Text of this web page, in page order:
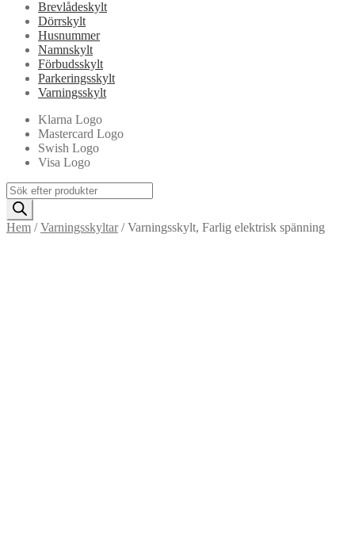
Brevlådeskylt
Dörrskylt
Husnummer
Namnskylt
Förbudsskylt
Parkeringsskylt
Varningsskylt
Klarna Logo
Mastercard Logo
Swish Logo
Visa Logo
Products
search
Hem /Varningsskyltar/Varningsskylt, Farlig elektrisk spänning